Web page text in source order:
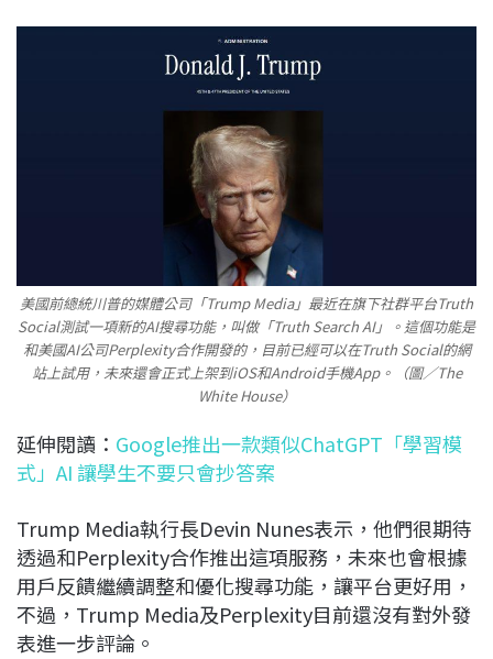
美國前總統川普的媒體公司「Trump Media」最近在旗下社群平台Truth
Social測試一項新的AI搜尋功能，叫做「Truth Search AI」。這個功能是
和美國AI公司Perplexity合作開發的，目前已經可以在Truth Social的網
站上試用，未來還會正式上架到iOS和Android手機App。（圖／The
White House）
延伸閱讀： Google推出一款類似ChatGPT「學習模
式」AI 讓學生不要只會抄答案
Trump Media執行長Devin Nunes表示，他們很期待
透過和Perplexity合作推出這項服務，未來也會根據
用戶反饋繼續調整和優化搜尋功能，讓平台更好用，
不過，Trump Media及Perplexity目前還沒有對外發
表進一步評論。